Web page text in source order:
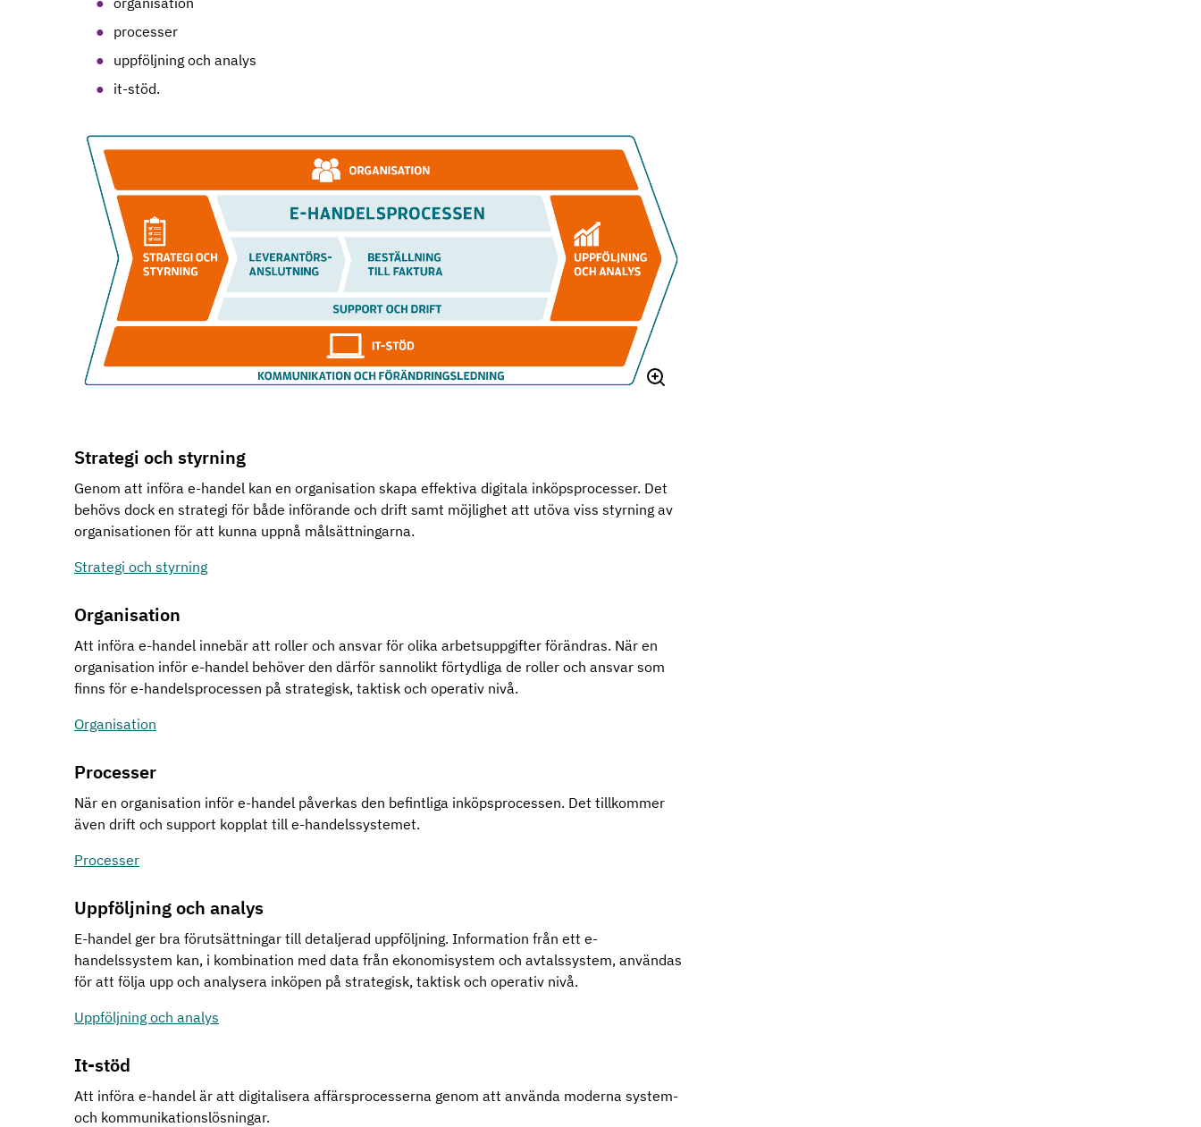
processer
uppföljning och analys
it-stöd.
Strategi och styrning
Genom att införa e-handel kan en organisation skapa effektiva digitala inköpsprocesser. Det
behövs dock en strategi för både införande och drift samt möjlighet att utöva viss styrning av
organisationen för att kunna uppnå målsättningarna.
Strategi och styrning
Organisation
Att införa e-handel innebär att roller och ansvar för olika arbetsuppgifter förändras. När en
organisation inför e-handel behöver den därför sannolikt förtydliga de roller och ansvar som
finns för e-handelsprocessen på strategisk, taktisk och operativ nivå.
Organisation
Processer
När en organisation inför e-handel påverkas den befintliga inköpsprocessen. Det tillkommer
även drift och support kopplat till e-handelssystemet.
Processer
Uppföljning och analys
E-handel ger bra förutsättningar till detaljerad uppföljning. Information från ett e-
handelssystem kan, i kombination med data från ekonomisystem och avtalssystem, användas
för att följa upp och analysera inköpen på strategisk, taktisk och operativ nivå.
Uppföljning och analys
It-stöd
Att införa e-handel är att digitalisera affärsprocesserna genom att använda moderna system-
och kommunikationslösningar.